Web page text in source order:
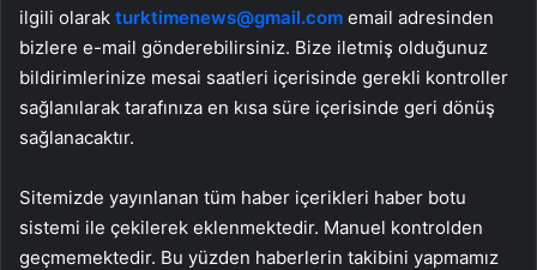
ilgili olarak turktimenews@gmail.com email adresinden
bizlere e-mail gönderebilirsiniz. Bize iletmiş olduğunuz
bildirimlerinize mesai saatleri içerisinde gerekli kontroller
sağlanılarak tarafınıza en kısa süre içerisinde geri dönüş
sağlanacaktır.
Sitemizde yayınlanan tüm haber içerikleri haber botu
sistemi ile çekilerek eklenmektedir. Manuel kontrolden
geçmemektedir. Bu yüzden haberlerin takibini yapmamız